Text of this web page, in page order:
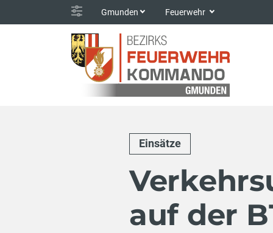
Gmunden Feuerwehr
Einsätze
auf der